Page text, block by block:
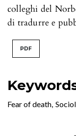
Fear of death,
colleghi del
di tradurre e
PDF